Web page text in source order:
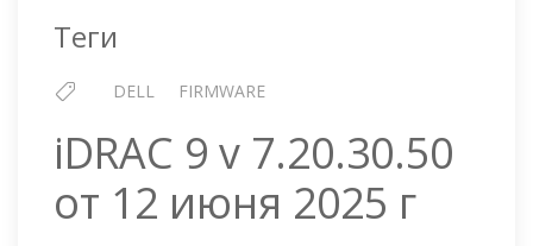
Теги
DELL FIRMWARE
iDRAC 9 v 7.20.30.50
от 12 июня 2025 г